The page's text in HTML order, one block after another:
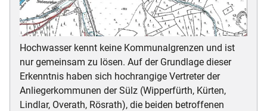
Hochwasser kennt keine Kommunalgrenzen und ist
nur gemeinsam zu lösen. Auf der Grundlage dieser
Erkenntnis haben sich hochrangige Vertreter der
Anliegerkommunen der Sülz (Wipperfürth, Kürten,
Lindlar, Overath, Rösrath), die beiden betroffenen